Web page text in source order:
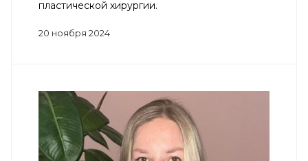
пластической хирургии.
20 ноября 2024